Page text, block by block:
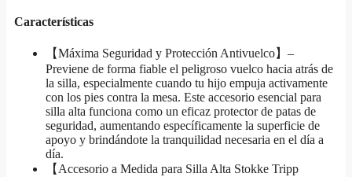
Características
【Máxima Seguridad y Protección Antivuelco】–
Previene de forma fiable el peligroso vuelco hacia atrás de
la silla, especialmente cuando tu hijo empuja activamente
con los pies contra la mesa. Este accesorio esencial para
silla alta funciona como un eficaz protector de patas de
seguridad, aumentando específicamente la superficie de
apoyo y brindándote la tranquilidad necesaria en el día a
día.
【Accesorio a Medida para Silla Alta Stokke Tripp